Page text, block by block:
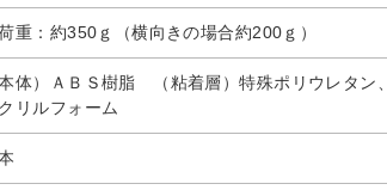
重：約350ｇ（横向きの場合約200ｇ）
本体）ＡＢＳ樹脂 （粘着層）特殊ポリウレタン、
リルフォーム